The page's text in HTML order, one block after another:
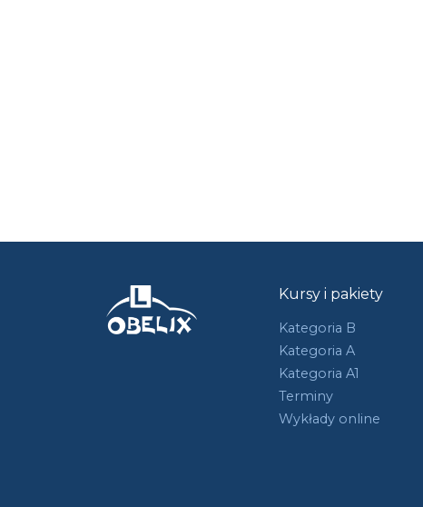
Kursy i pakiety
Kategoria B
Kategoria A
Kategoria A1
Terminy
Wykłady online